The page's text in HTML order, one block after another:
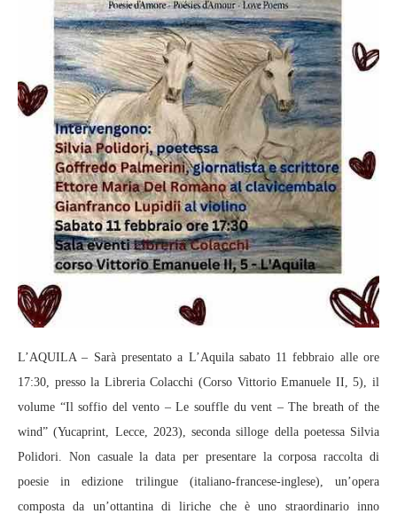
L’AQUILA – Sarà presentato a L’Aquila sabato 11 febbraio alle ore
17:30, presso la Libreria Colacchi (Corso Vittorio Emanuele II, 5), il
volume “Il soffio del vento – Le souffle du vent – The breath of the
wind” (Yucaprint, Lecce, 2023), seconda silloge della poetessa Silvia
Polidori. Non casuale la data per presentare la corposa raccolta di
poesie in edizione trilingue (italiano-francese-inglese), un’opera
composta da un’ottantina di liriche che è uno straordinario inno